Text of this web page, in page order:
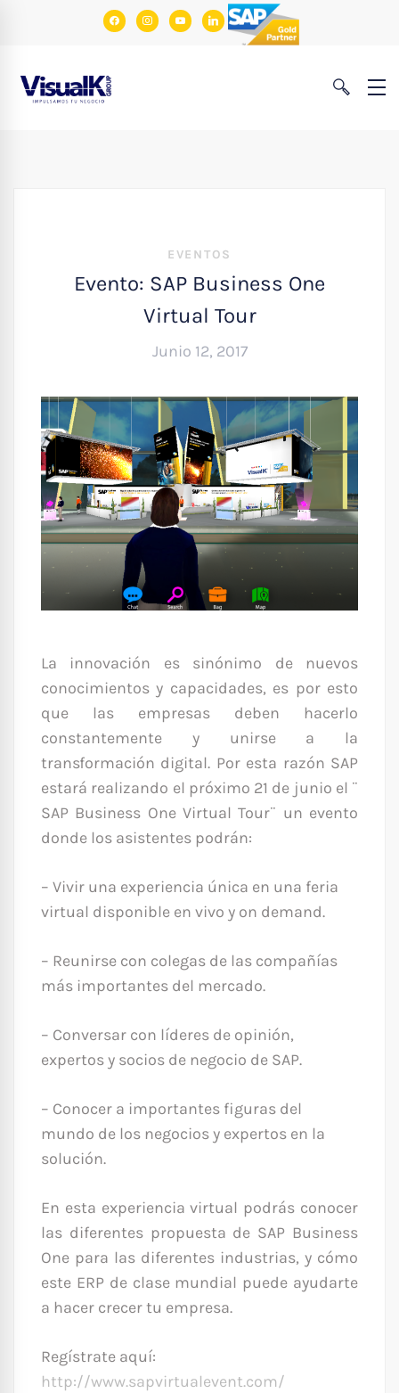
facebookinstagram
youtubelinkedin
EVENTOS
Evento: SAP Business One
Virtual Tour
Junio 12, 2017
La innovación es sinónimo de nuevos
conocimientos y capacidades, es por esto
que las empresas deben hacerlo
constantemente y unirse a la
transformación digital. Por esta razón SAP
estará realizando el próximo 21 de junio el ¨
SAP Business One Virtual Tour¨ un evento
donde los asistentes podrán:
– Vivir una experiencia única en una feria
virtual disponible en vivo y on demand.
– Reunirse con colegas de las compañías
más importantes del mercado.
– Conversar con líderes de opinión,
expertos y socios de negocio de SAP.
– Conocer a importantes figuras del
mundo de los negocios y expertos en la
solución.
En esta experiencia virtual podrás conocer
las diferentes propuesta de SAP Business
One para las diferentes industrias, y cómo
este ERP de clase mundial puede ayudarte
a hacer crecer tu empresa.
Regístrate aquí:
http://www.sapvirtualevent.com/